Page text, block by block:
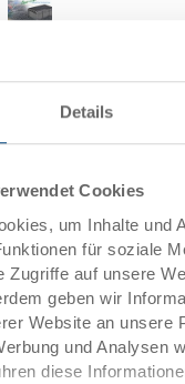
Details
Cookies
um Inhalte und
für soziale
Zugriffe auf unsere
geben wir
Website an unsere
und Analysen
diese
nicht online bestellt
mm